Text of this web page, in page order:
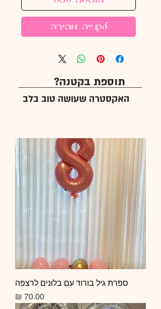
לקנייה מהירה
תוספת בקטנה?
האקסטרה שעושה טוב בלב
ספרת גיל בורוד עם בלונים לרצפה
מחיר